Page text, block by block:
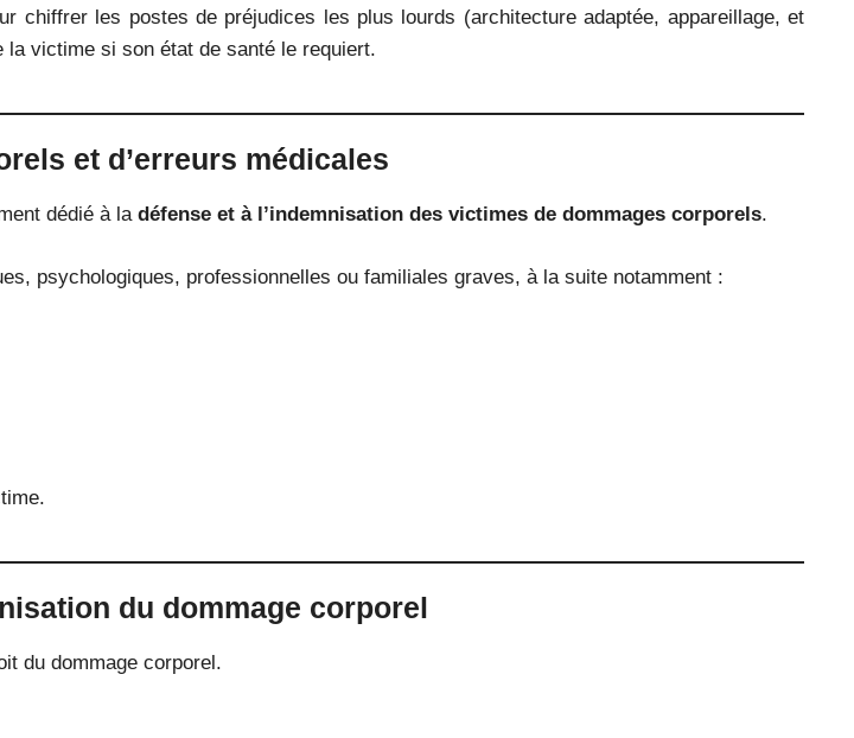
chiffrer les postes de préjudices les plus lourds (architecture adaptée, appareillage, et
victime si son état de santé le requiert.
et d’erreurs médicales
dédié à la défense et à l’indemnisation des victimes de dommages corporels.
psychologiques, professionnelles ou familiales graves, à la suite notamment :
du dommage corporel
du dommage corporel.